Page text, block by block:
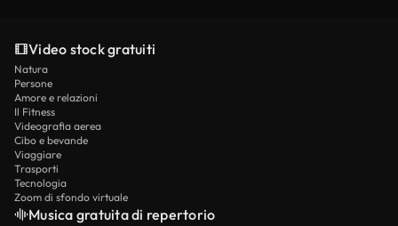
Video stock gratuiti
Natura
Persone
Amore e relazioni
Il Fitness
Videografia aerea
Cibo e bevande
Viaggiare
Trasporti
Tecnologia
Zoom di sfondo virtuale
Musica gratuita di repertorio